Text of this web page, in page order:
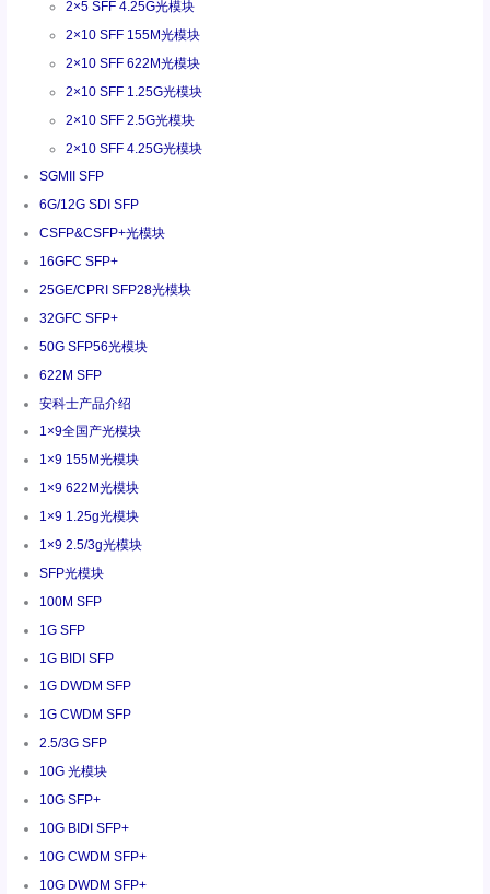
2×5 SFF 4.25G光模块
2×10 SFF 155M光模块
2×10 SFF 622M光模块
2×10 SFF 1.25G光模块
2×10 SFF 2.5G光模块
2×10 SFF 4.25G光模块
SGMII SFP
6G/12G SDI SFP
CSFP&CSFP+光模块
16GFC SFP+
25GE/CPRI SFP28光模块
32GFC SFP+
50G SFP56光模块
622M SFP
安科士产品介绍
1×9全国产光模块
1×9 155M光模块
1×9 622M光模块
1×9 1.25g光模块
1×9 2.5/3g光模块
SFP光模块
100M SFP
1G SFP
1G BIDI SFP
1G DWDM SFP
1G CWDM SFP
2.5/3G SFP
10G 光模块
10G SFP+
10G BIDI SFP+
10G CWDM SFP+
10G DWDM SFP+